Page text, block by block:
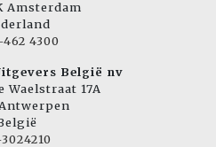
Amsterdam
4300
België nv
Waelstraat 17A